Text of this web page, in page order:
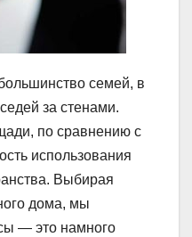
семей, в
за стенами.
по сравнению с
использования
Выбирая
дома, мы
— это намного